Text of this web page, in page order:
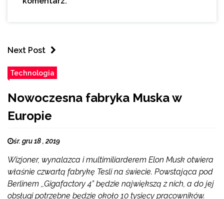
Next Post
Technologia
Nowoczesna fabryka Muska w
Europie
śr. gru 18 , 2019
Wizjoner, wynalazca i multimiliarderem Elon Musk otwiera
właśnie czwartą fabrykę Tesli na świecie. Powstająca pod
Berlinem ,,Gigafactory 4” będzie największą z nich, a do jej
obsługi potrzebne będzie około 10 tysięcy pracowników.